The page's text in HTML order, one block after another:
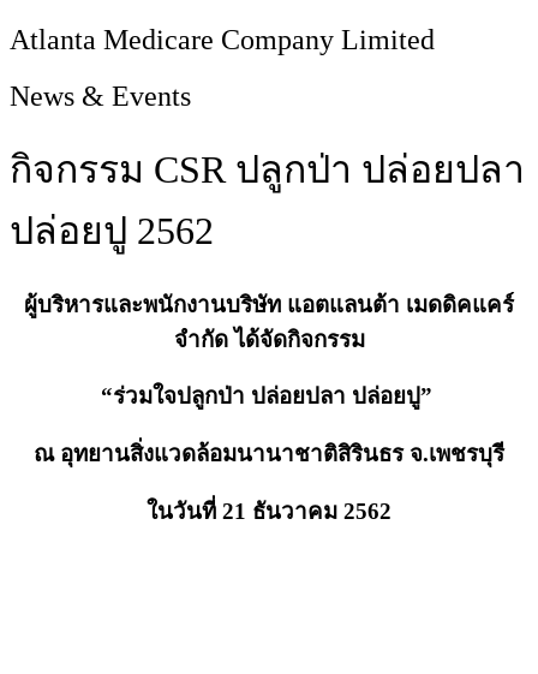
Atlanta Medicare Company Limited
News & Events
กิจกรรม CSR ปลูกป่า ปล่อยปลา
ปล่อยปู 2562
ผู้บริหารและพนักงานบริษัท แอตแลนต้า เมดดิคแคร์
จำกัด ได้จัดกิจกรรม
“ร่วมใจปลูกป่า ปล่อยปลา ปล่อยปู”
ณ อุทยานสิ่งแวดล้อมนานาชาติสิรินธร จ.เพชรบุรี
ในวันที่ 21 ธันวาคม 2562